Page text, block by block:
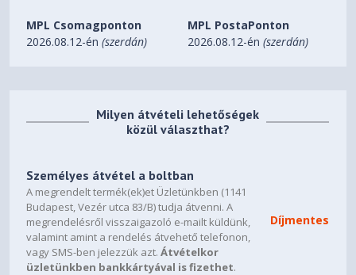
1 x 120/140 mm (1 x Dynamic X2 GP-14 included)
Dust filters
Fixed velcro straps
Yes
Cable routing grommets
Yes
MPL Csomagponton
2026.08.12-én(szerdán)
MPL PostaPonton
2026.08.12-én(szerdán)
Milyen átvételi lehetőségek
közül választhat?
Személyes átvétel a boltban
A megrendelt termék(ek)et Üzletünkben (1141
Budapest, Vezér utca 83/B) tudja átvenni. A
megrendelésről visszaigazoló e-mailt küldünk,
valamint amint a rendelés átvehető telefonon,
vagy SMS-ben jelezzük azt.Átvételkor
üzletünkben bankkártyával is fizethet.
Díjmentes